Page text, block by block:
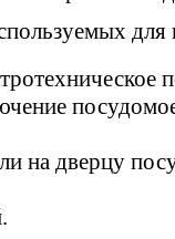
на дверцу